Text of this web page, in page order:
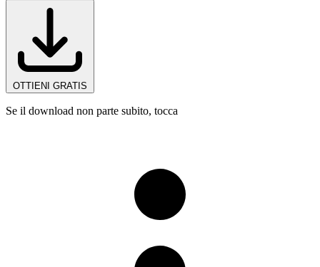
OTTIENI GRATIS
Se il download non parte subito, tocca